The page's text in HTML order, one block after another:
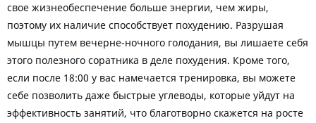
свое жизнеобеспечение больше энергии, чем жиры,
поэтому их наличие способствует похудению. Разрушая
мышцы путем вечерне-ночного голодания, вы лишаете себя
этого полезного соратника в деле похудения. Кроме того,
если после 18:00 у вас намечается тренировка, вы можете
себе позволить даже быстрые углеводы, которые уйдут на
эффективность занятий, что благотворно скажется на росте